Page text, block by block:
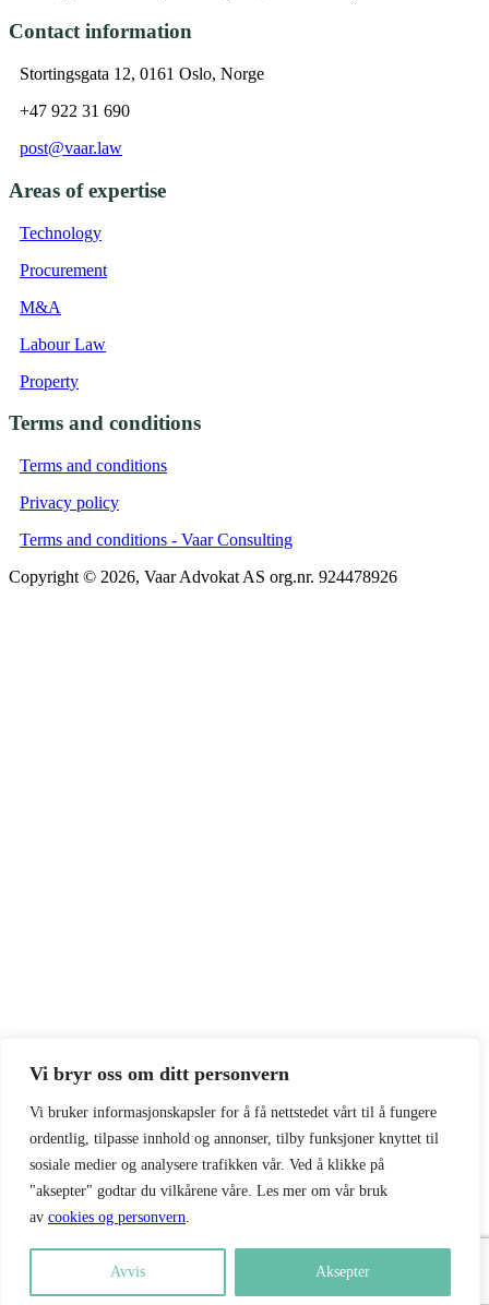
Vi bryr oss om ditt personvern
Vi bruker informasjonskapsler for å få nettstedet vårt til å fungere
ordentlig, tilpasse innhold og annonser, tilby funksjoner knyttet til
sosiale medier og analysere trafikken vår. Ved å klikke på
"aksepter" godtar du vilkårene våre. Les mer om vår bruk
av cookies og personvern.
Avvis Aksepter
Contact information
Stortingsgata 12, 0161 Oslo, Norge
+47 922 31 690
post@vaar.law
Areas of expertise
Technology
Procurement
M&A
Labour Law
Property
Terms and conditions
Terms and conditions
Privacy policy
Terms and conditions - Vaar Consulting
Copyright © 2026, Vaar Advokat AS org.nr. 924478926